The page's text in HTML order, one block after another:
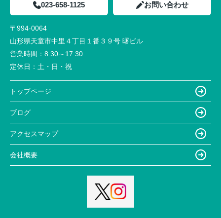
023-658-1125 お問い合わせ
〒994-0064
山形県天童市中里４丁目１番３９号 曙ビル
営業時間： 8:30～17:30
定休日： 土・日・祝
トップページ
ブログ
アクセスマップ
会社概要